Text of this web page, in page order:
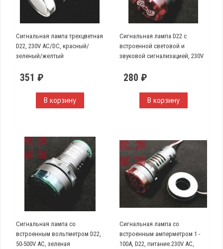
Сигнальная лампа трехцветная
D22, 230V AC/DC, красный/
зеленый/желтый
351 ₽
В корзину
Сигнальная лампа D22 с
встроенной световой и
звуковой сигнализацией, 230V
280 ₽
В корзину
Сигнальная лампа со
встроенным вольтметром D22,
50-500V AC, зеленая
Сигнальная лампа со
встроенным амперметром 1 -
100А, D22, питание 230V AC,